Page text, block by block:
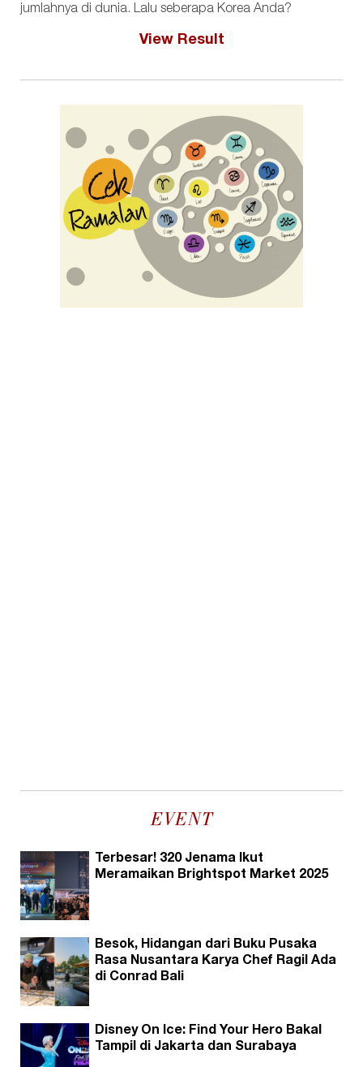
jumlahnya di dunia. Lalu seberapa Korea Anda?
View Result
EVENT
Terbesar! 320 Jenama Ikut
Meramaikan Brightspot Market 2025
Besok, Hidangan dari Buku Pusaka
Rasa Nusantara Karya Chef Ragil Ada
di Conrad Bali
Disney On Ice: Find Your Hero Bakal
Tampil di Jakarta dan Surabaya